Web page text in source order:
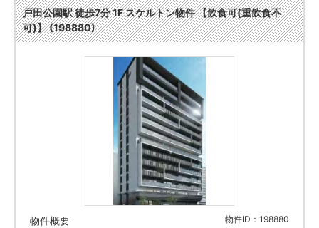
戸田公園駅 徒歩7分 1F スケルトン物件 【飲食可(重飲食不
可)】 (198880)
物件概要 物件ID：198880